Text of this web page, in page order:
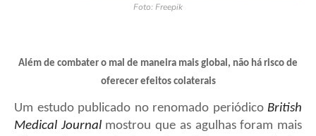
Foto: Freepik
Além de combater o mal de maneira mais global, não há risco de
oferecer efeitos colaterais
Um estudo publicado no renomado periódico British
Medical Journal mostrou que as agulhas foram mais